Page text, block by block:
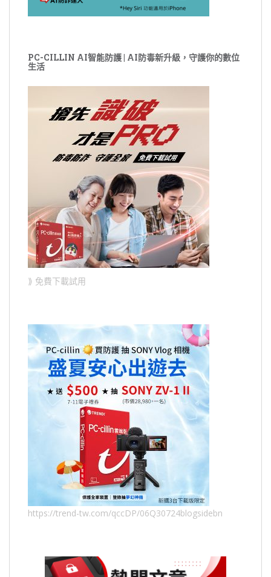
PC-CILLIN AI智能防護 | AI防毒新升級，守護你的數位
生活
⟫ 免費下載試用
https://trend-tw.com/qccDP/06Q30724blogsidebn